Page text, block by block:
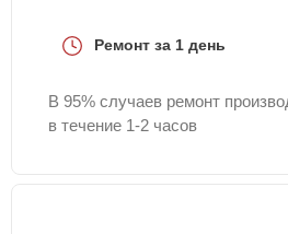
Ремонт за 1 день
В 95% случаев ремонт
в течение 1-2 часов